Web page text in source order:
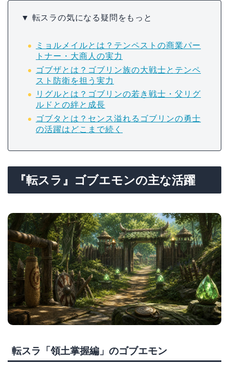
▼ 転スラの気になる疑問をもっと
ミョルメイルとは？テンペストの商業パー
トナー・大商人の実力
ゴブザとは？ゴブリン族の大戦士とテンペ
スト防衛を担う実力
リグルとは？ゴブリンの若き戦士・父リグ
ルドとの絆と成長
ゴブタとは？センス溢れるゴブリンの勇士
の活躍はどこまで続く
『転スラ』ゴブエモンの主な活躍
転スラ「領土掌握編」のゴブエモン